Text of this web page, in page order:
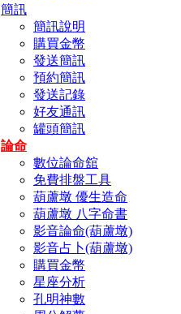
簡訊
簡訊說明
購買金幣
發送簡訊
預約簡訊
發送記錄
好友通訊
罐頭簡訊
論命
數位論命舘
免費排盤工具
葫蘆墩 優生造命
葫蘆墩 八字命書
影音論命(葫蘆墩)
影音占卜(葫蘆墩)
購買金幣
星座分析
孔明神數